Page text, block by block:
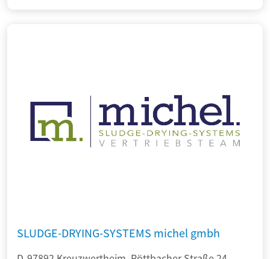
SLUDGE-DRYING-SYSTEMS michel gmbh